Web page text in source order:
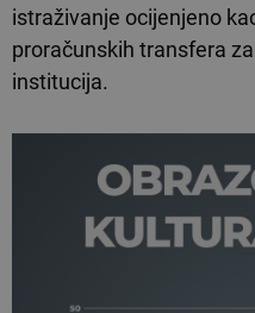
istraživanje ocijenjeno
proračunskih transfera
institucija.